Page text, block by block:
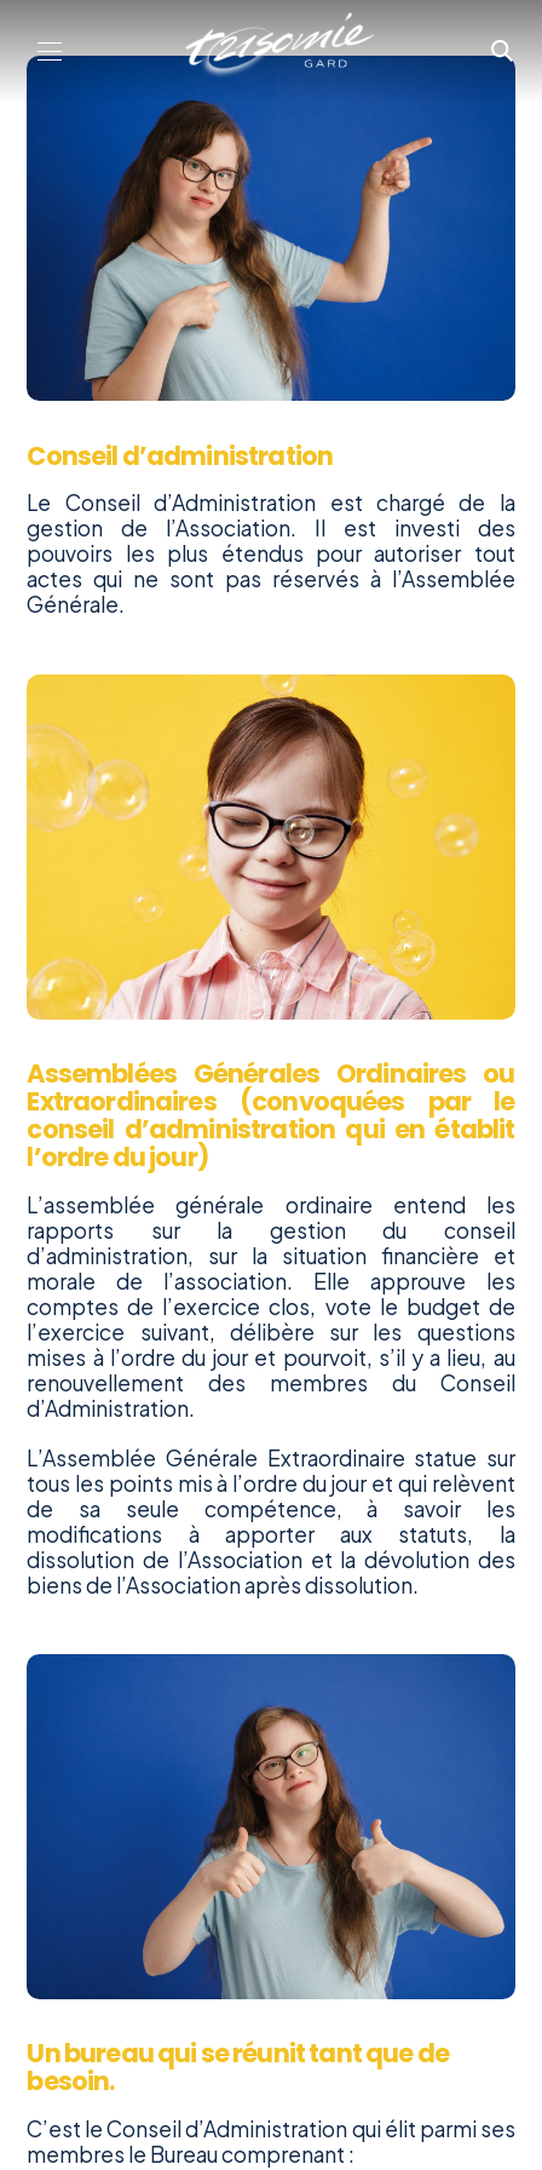
Conseil d’administration
Le Conseil d’Administration est chargé de la
gestion de l’Association. Il est investi des
pouvoirs les plus étendus pour autoriser tout
actes qui ne sont pas réservés à l’Assemblée
Générale.
Assemblées Générales Ordinaires ou
Extraordinaires (convoquées par le
conseil d’administration qui en établit
l’ordre du jour)
L’assemblée générale ordinaire entend les
rapports sur la gestion du conseil
d’administration, sur la situation financière et
morale de l’association. Elle approuve les
comptes de l’exercice clos, vote le budget de
l’exercice suivant, délibère sur les questions
mises à l’ordre du jour et pourvoit, s’il y a lieu, au
renouvellement des membres du Conseil
d’Administration.
L’Assemblée Générale Extraordinaire statue sur
tous les points mis à l’ordre du jour et qui relèvent
de sa seule compétence, à savoir les
modifications à apporter aux statuts, la
dissolution de l’Association et la dévolution des
biens de l’Association après dissolution.
Un bureau qui se réunit tant que de
besoin.
C’est le Conseil d’Administration qui élit parmi ses
membres le Bureau comprenant :